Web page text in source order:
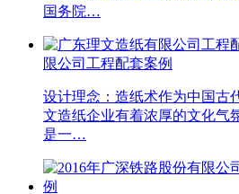
国务院…
限公司工程配套案例
设计理念：造纸术作为中国古
文造纸企业有着浓厚的文化气
是一…